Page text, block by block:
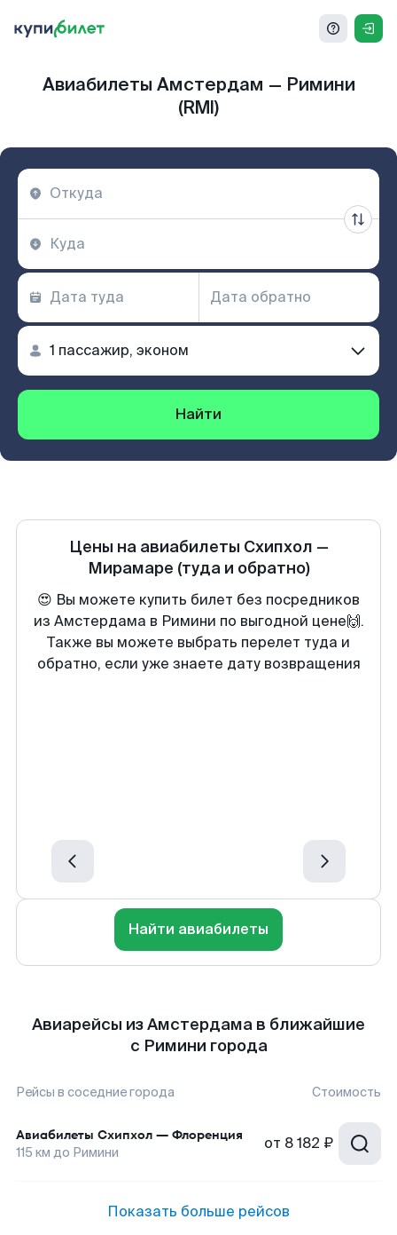
Авиабилеты Амстердам — Римини
(RMI)
Найти
Цены на авиабилеты Схипхол —
Мирамаре (туда и обратно)
😍 Вы можете купить билет без посредников
из Амстердама в Римини по выгодной цене🙌.
Также вы можете выбрать перелет туда и
обратно, если уже знаете дату возвращения
Найти авиабилеты
Авиарейсы из Амстердама в ближайшие
с Римини города
Рейсы в соседние города Стоимость
Авиабилеты Схипхол — Флоренция
115 км до Римини от 8 182 ₽
Показать больше рейсов